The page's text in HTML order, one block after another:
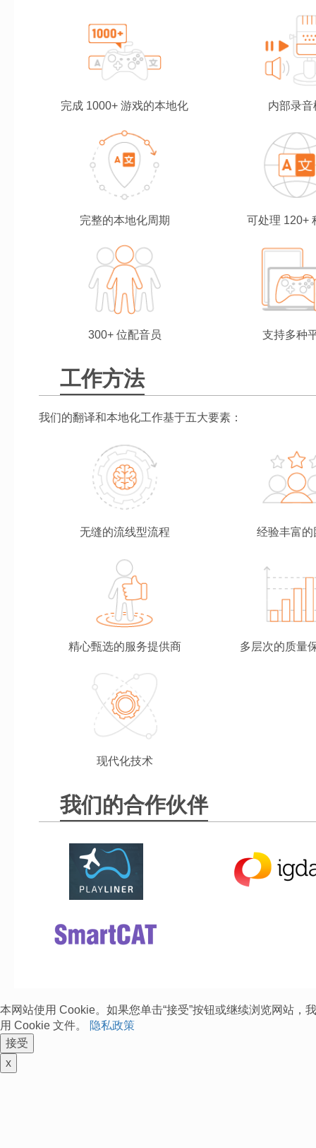
完成 1000+ 游戏的本地化 内部录音
完整的本地化周期 可处理 120+
300+ 位配音员 支持多种
工作方法
我们的翻译和本地化工作基于五大要素：
无缝的流线型流程 经验丰富的
精心甄选的服务提供商 多层次的质量
现代化技术
我们的合作伙伴
本网站使用 Cookie。如果您单击“接受”按钮或继续浏览网站，
用 Cookie 文件。
隐私政策
接受
x